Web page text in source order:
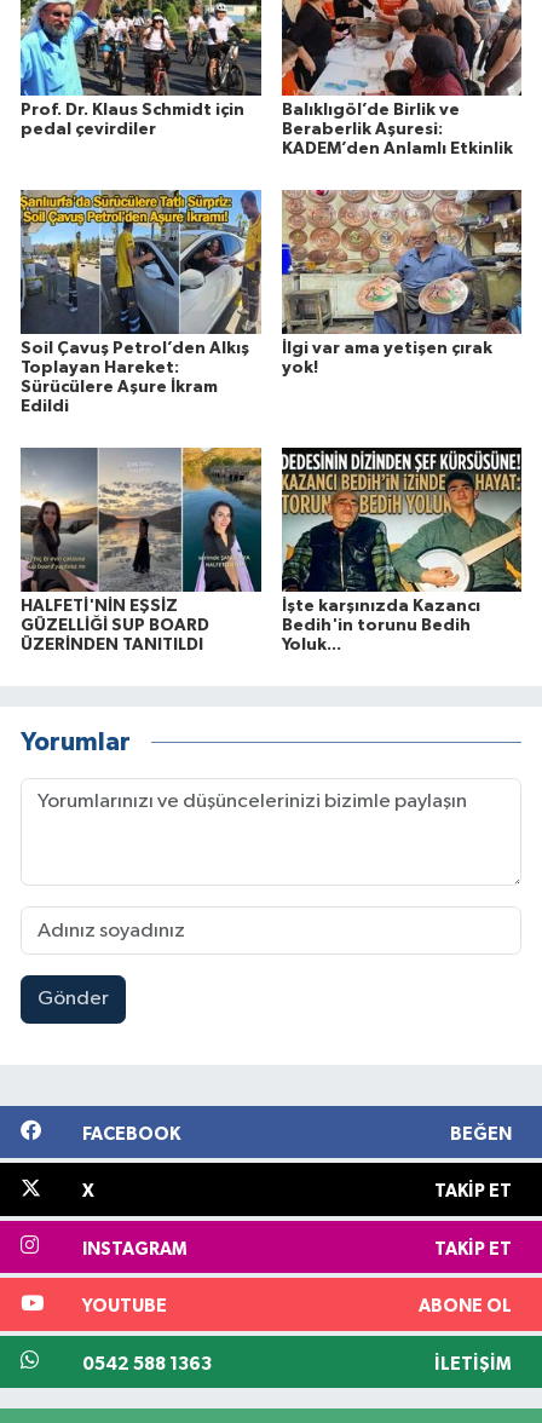
Prof. Dr. Klaus Schmidt için
pedal çevirdiler
Balıklıgöl’de Birlik ve
Beraberlik Aşuresi:
KADEM’den Anlamlı Etkinlik
Soil Çavuş Petrol’den Alkış
Toplayan Hareket:
Sürücülere Aşure İkram
Edildi
İlgi var ama yetişen çırak
yok!
HALFETİ'NİN EŞSİZ
GÜZELLİĞİ SUP BOARD
ÜZERİNDEN TANITILDI
İşte karşınızda Kazancı
Bedih'in torunu Bedih
Yoluk...
Yorumlar
Gönder
FACEBOOK BEĞEN
X TAKIP ET
INSTAGRAM TAKIP ET
YOUTUBE ABONE OL
0542 588 1363 İLETIŞIM